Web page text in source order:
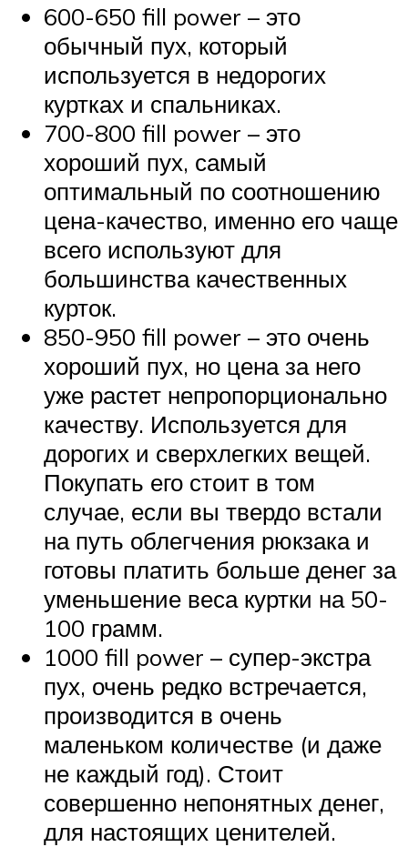
600-650 fill power – это
обычный пух, который
используется в недорогих
куртках и спальниках.
700-800 fill power – это
хороший пух, самый
оптимальный по соотношению
цена-качество, именно его чаще
всего используют для
большинства качественных
курток.
850-950 fill power – это очень
хороший пух, но цена за него
уже растет непропорционально
качеству. Используется для
дорогих и сверхлегких вещей.
Покупать его стоит в том
случае, если вы твердо встали
на путь облегчения рюкзака и
готовы платить больше денег за
уменьшение веса куртки на 50-
100 грамм.
1000 fill power – супер-экстра
пух, очень редко встречается,
производится в очень
маленьком количестве (и даже
не каждый год). Стоит
совершенно непонятных денег,
для настоящих ценителей.